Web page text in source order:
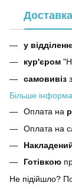
Доставка
у
кур'єром
самовивіз
Більше
Оплата на
Оплата на
Готівкою
Не підійшло?